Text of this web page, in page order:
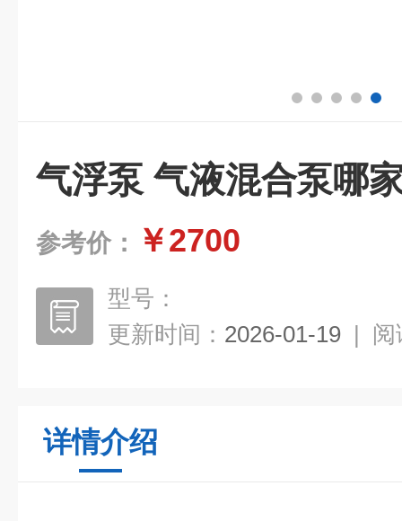
气浮泵 气液混合泵哪
参考价： ￥2700
型号：
更新时间： 2026-01-19 | 阅
详情介绍